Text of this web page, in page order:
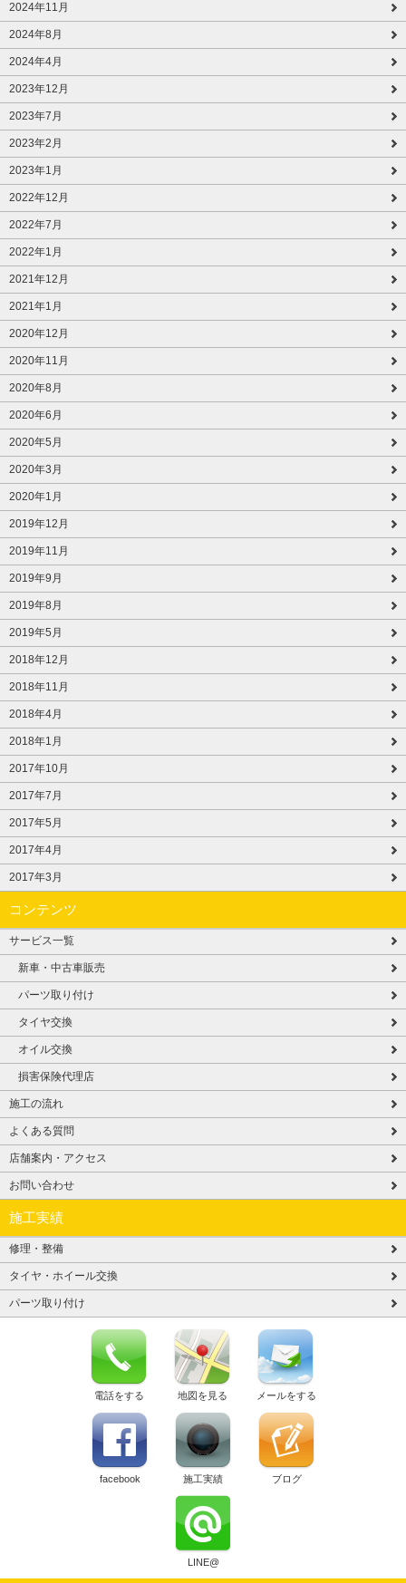
2024年11月
2024年8月
2024年4月
2023年12月
2023年7月
2023年2月
2023年1月
2022年12月
2022年7月
2022年1月
2021年12月
2021年1月
2020年12月
2020年11月
2020年8月
2020年6月
2020年5月
2020年3月
2020年1月
2019年12月
2019年11月
2019年9月
2019年8月
2019年5月
2018年12月
2018年11月
2018年4月
2018年1月
2017年10月
2017年7月
2017年5月
2017年4月
2017年3月
コンテンツ
サービス一覧
新車・中古車販売
パーツ取り付け
タイヤ交換
オイル交換
損害保険代理店
施工の流れ
よくある質問
店舗案内・アクセス
お問い合わせ
施工実績
修理・整備
タイヤ・ホイール交換
パーツ取り付け
電話をする 地図を見る メールをする
facebook 施工実績 ブログ
LINE@